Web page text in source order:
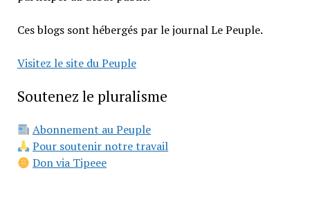
Ces blogs sont hébergés par le journal Le Peuple.
Visitez le site du Peuple
Soutenez le pluralisme
Abonnement au Peuple
Pour soutenir notre travail
Don via Tipeee